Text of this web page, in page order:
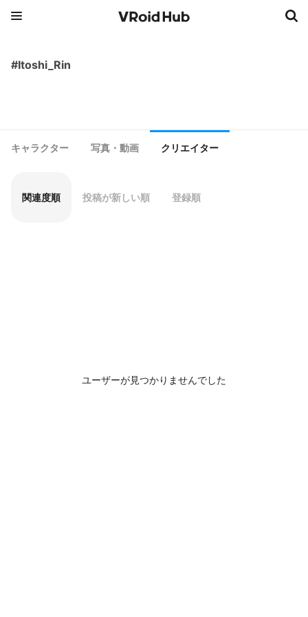
#Itoshi_Rin
キャラクター 写真・動画 クリエイター
関連度順 投稿が新しい順 登録順
ユーザーが見つかりませんでした